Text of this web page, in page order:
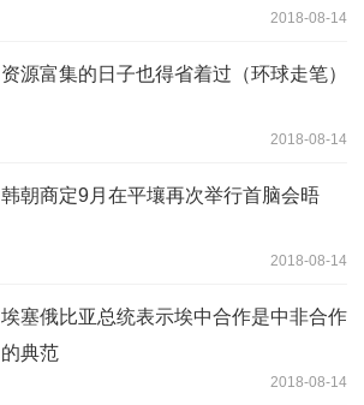
2018-08-14
资源富集的日子也得省着过（环球走笔）
2018-08-14
韩朝商定9月在平壤再次举行首脑会晤
2018-08-14
埃塞俄比亚总统表示埃中合作是中非合作
的典范
2018-08-14